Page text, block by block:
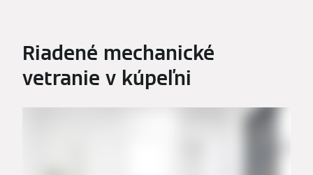
Riadené mechanické
vetranie v kúpeľni